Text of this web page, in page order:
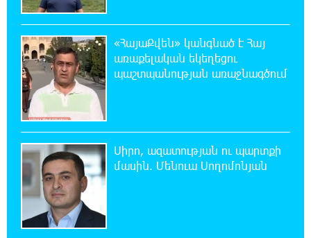
Գառնիկ Դավթյան
18:37:08 7-08-2026
Այսօր ամոթի օր է, այսօր Էջմիածնում
դատում են Ամենայն Հայոց Կաթողիկոսին.
Մարիաննա Ղահրամանյան
«հակասաֆարովյան» օրենսդրական
նախաձեռնության վերաբերյալ
հիմանվորումներ․ Շիրազ Մանուկյան
18:26:59 7-08-2026
«ՀայաՔվեն» կանգնած է Հայ
առաքելական եկեղեցու
պաշտպանության առաջնագծում
Սիրո, ազատության ու պարտքի
մասին. Մենուա Սողոմոնյան